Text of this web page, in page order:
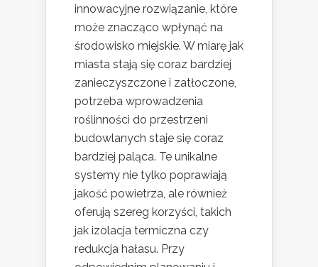
innowacyjne rozwiązanie, które
może znacząco wpłynąć na
środowisko miejskie. W miarę jak
miasta stają się coraz bardziej
zanieczyszczone i zatłoczone,
potrzeba wprowadzenia
roślinności do przestrzeni
budowlanych staje się coraz
bardziej paląca. Te unikalne
systemy nie tylko poprawiają
jakość powietrza, ale również
oferują szereg korzyści, takich
jak izolacja termiczna czy
redukcja hałasu. Przy